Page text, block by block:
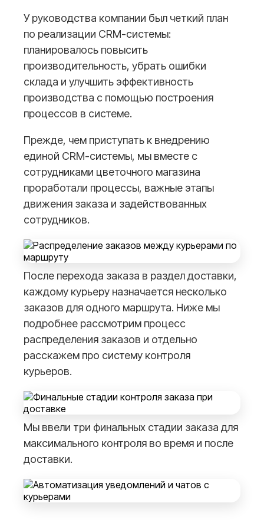
У руководства компании был четкий план
по реализации CRM-системы:
планировалось повысить
производительность, убрать ошибки
склада и улучшить эффективность
производства с помощью построения
процессов в системе.
Прежде, чем приступать к внедрению
единой CRM-системы, мы вместе с
сотрудниками цветочного магазина
проработали процессы, важные этапы
движения заказа и задействованных
сотрудников.
После перехода заказа в раздел доставки,
каждому курьеру назначается несколько
заказов для одного маршрута. Ниже мы
подробнее рассмотрим процесс
распределения заказов и отдельно
расскажем про систему контроля
курьеров.
Мы ввели три финальных стадии заказа для
максимального контроля во время и после
доставки.